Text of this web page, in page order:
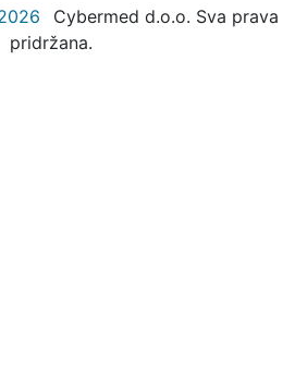
Cybermed d.o.o. Sva prava
pridržana.